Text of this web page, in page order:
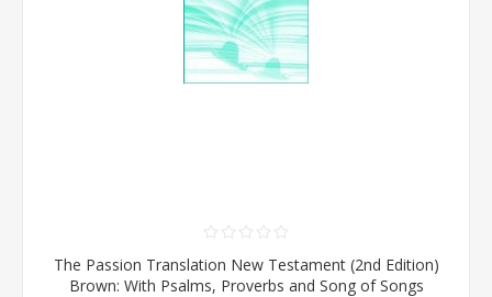
The Passion Translation New Testament (2nd Edition)
Brown: With Psalms, Proverbs and Song of Songs